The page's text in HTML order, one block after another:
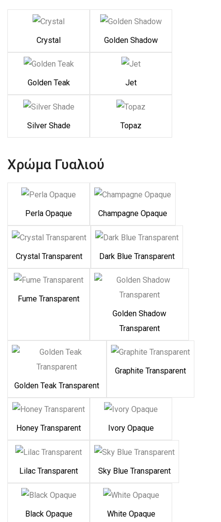
Crystal Golden Shadow
Golden Teak Jet
Silver Shade Topaz
Χρώμα Γυαλιού
Perla Opaque Champagne Opaque
Crystal Transparent Dark Blue Transparent
Fume Transparent
Golden Shadow
Transparent
Golden Teak Transparent
Graphite Transparent
Honey Transparent Ivory Opaque
Lilac Transparent Sky Blue Transparent
Black Opaque White Opaque